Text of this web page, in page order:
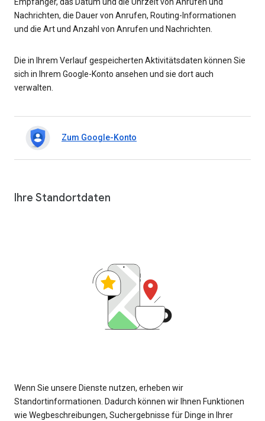
Empfänger, das Datum und die Uhrzeit von Anrufen und
Nachrichten, die Dauer von Anrufen, Routing-Informationen
und die Art und Anzahl von Anrufen und Nachrichten.
Die in Ihrem Verlauf gespeicherten Aktivitätsdaten können Sie
sich in Ihrem Google-Konto ansehen und sie dort auch
verwalten.
Zum Google-Konto
Ihre Standortdaten
Wenn Sie unsere Dienste nutzen, erheben wir
Standortinformationen. Dadurch können wir Ihnen Funktionen
wie Wegbeschreibungen, Suchergebnisse für Dinge in Ihrer